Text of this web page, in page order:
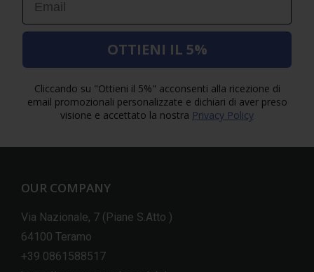
OTTIENI IL 5%
Cliccando su "Ottieni il 5%" acconsenti alla ricezione di
email promozionali personalizzate e dichiari di aver preso
visione e accettato la nostra Privacy Policy
OUR COMPANY
Via Nazionale, 7 (Piane S.Atto )
64100 Teramo
+39 0861588517